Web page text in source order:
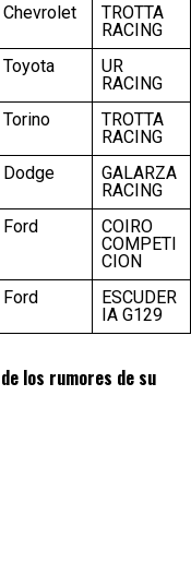
Chevrolet
TROTTA
RACING
Toyota
UR
RACING
Torino
TROTTA
RACING
Dodge
GALARZA
RACING
Ford
COIRO
COMPETI
CION
Ford
ESCUDER
IA G129
los rumores de su